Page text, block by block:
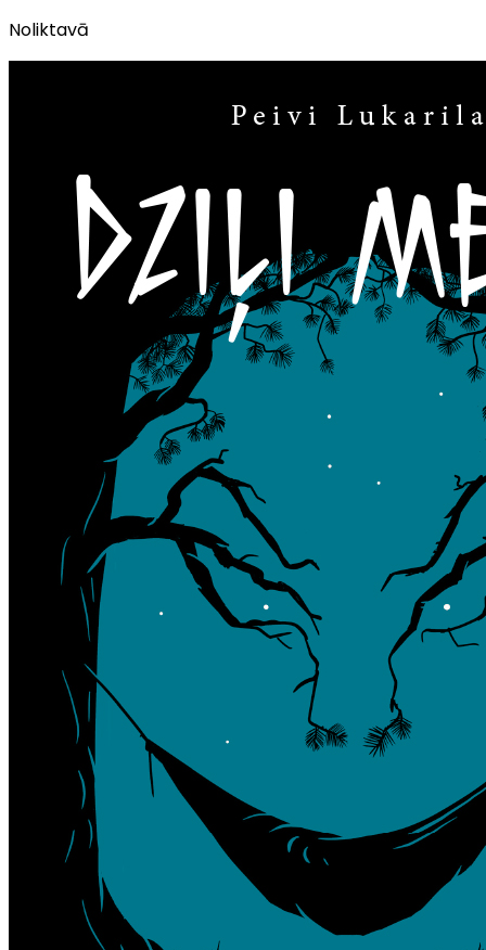
Noliktavā